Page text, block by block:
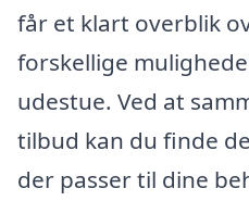
får et klart overblik
forskellige
udestue. Ved at
tilbud kan du finde
der passer til dine